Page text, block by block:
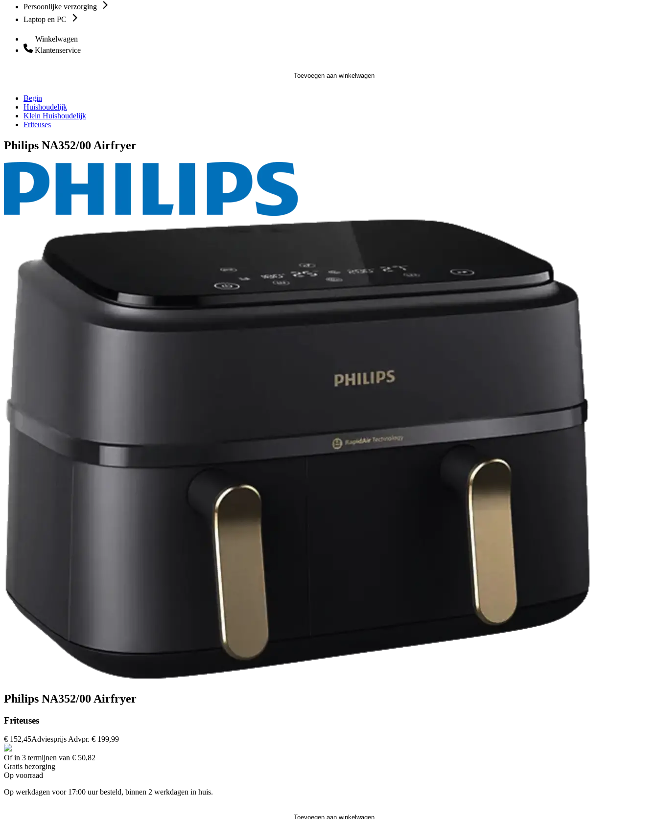
Persoonlijke verzorging
Laptop en PC
Winkelwagen
Klantenservice
Toevoegen aan winkelwagen
Begin
Huishoudelijk
Klein Huishoudelijk
Friteuses
Philips NA352/00 Airfryer
Philips NA352/00 Airfryer
Friteuses
€ 152,45Adviesprijs Advpr. € 199,99
Of in 3 termijnen van € 50,82
Gratis bezorging
Op voorraad
Op werkdagen voor 17:00 uur besteld, binnen 2 werkdagen in huis.
Toevoegen aan winkelwagen